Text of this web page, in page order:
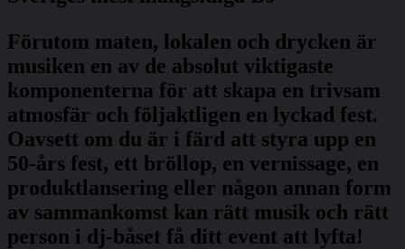
Förutom maten, lokalen och drycken är
musiken en av de absolut viktigaste
komponenterna för att skapa en trivsam
atmosfär och följaktligen en lyckad fest.
Oavsett om du är i färd att styra upp en
50-års fest, ett bröllop, en vernissage, en
produktlansering eller någon annan form
av sammankomst kan rätt musik och rätt
person i dj-båset få ditt event att lyfta!